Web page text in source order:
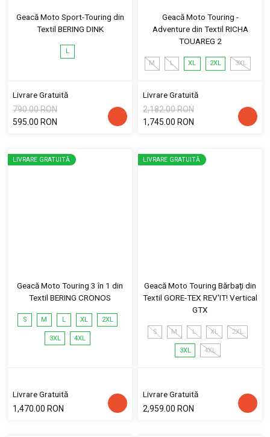
Geacă Moto Sport-Touring din
Textil BERING DINK
L
Livrare Gratuită
790.00 RON
595.00 RON
Geacă Moto Touring -
Adventure din Textil RICHA
TOUAREG 2
M L XL 2XL 3XL
Livrare Gratuită
2,182.00 RON
1,745.00 RON
LIVRARE GRATUITĂ
Geacă Moto Touring 3 în 1 din
Textil BERING CRONOS
S M L XL 2XL
3XL 4XL
Livrare Gratuită
1,470.00 RON
LIVRARE GRATUITĂ
Geacă Moto Touring Bărbați din
Textil GORE-TEX REV'IT! Vertical
GTX
S M L XL 2XL
3XL 4XL
Livrare Gratuită
2,959.00 RON